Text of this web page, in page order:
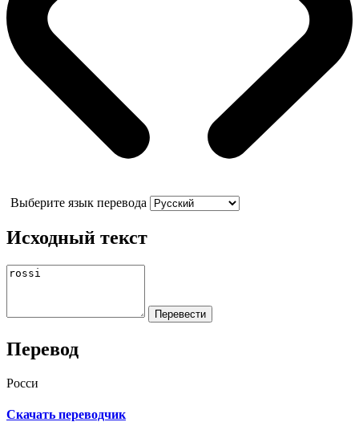
Выберите язык перевода
Исходный текст
Перевод
Росси
Скачать переводчик